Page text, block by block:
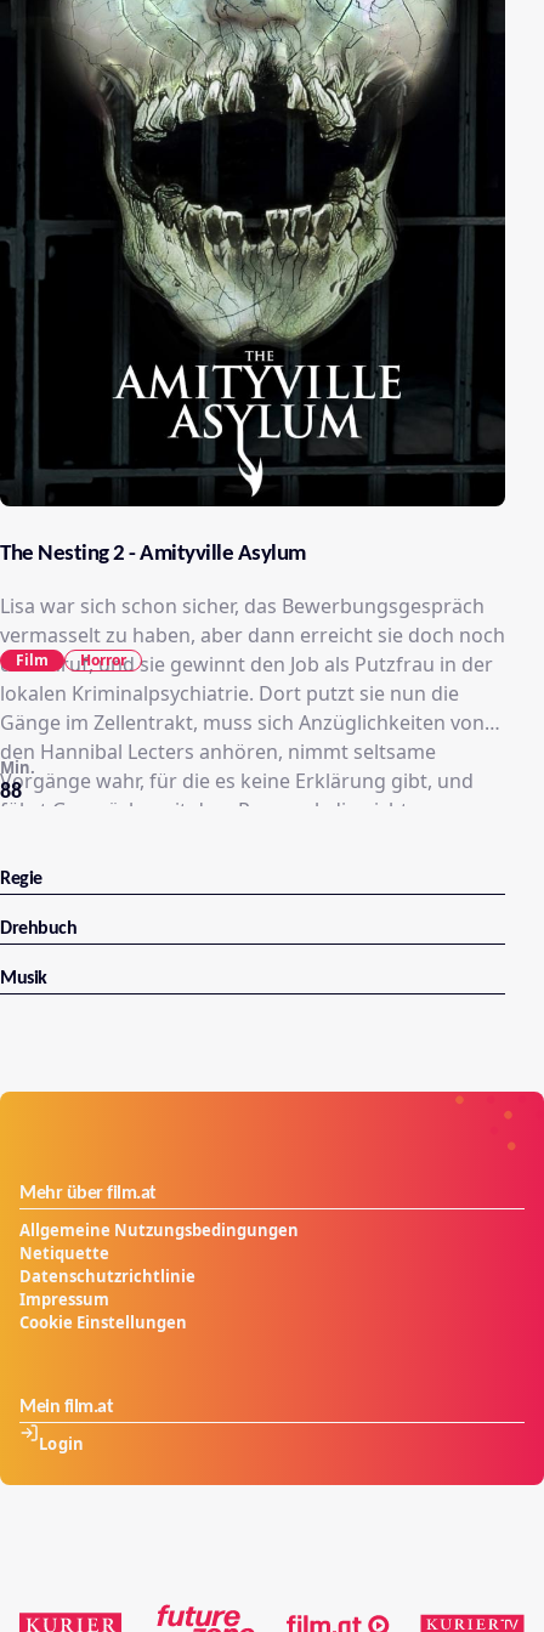
The Nesting 2 - Amityville Asylum
Lisa war sich schon sicher, das Bewerbungsgespräch
vermasselt zu haben, aber dann erreicht sie doch noch
der Anruf, und sie gewinnt den Job als Putzfrau in der
lokalen Kriminalpsychiatrie. Dort putzt sie nun die
Gänge im Zellentrakt, muss sich Anzüglichkeiten von
den Hannibal Lecters anhören, nimmt seltsame
Vorgänge wahr, für die es keine Erklärung gibt, und
führt Gespräche mit dem Personal, die nicht
so stellt sich heraus, hat die Klinik eine dunkle
Vergangenheit. Und die holt auch Lisa ein.
88
Min.
Film Horror
Regie
Drehbuch
Musik
Mehr über film.at
Allgemeine Nutzungsbedingungen
Netiquette
Datenschutzrichtlinie
Impressum
Cookie Einstellungen
Mein film.at
Login